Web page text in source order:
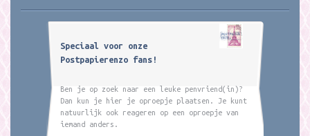
Speciaal voor onze
Postpapierenzo fans!
Ben je op zoek naar een leuke penvriend(in)?
Dan kun je hier je oproepje plaatsen. Je kunt
natuurlijk ook reageren op een oproepje van
iemand anders.